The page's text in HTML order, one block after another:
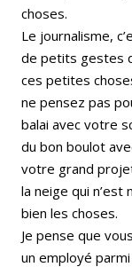
choses.
Le journalisme,
de petits gestes
ces petites
ne pensez pas
balai avec votre
du bon boulot
votre grand
la neige qui
bien les choses.
Je pense que
un employé